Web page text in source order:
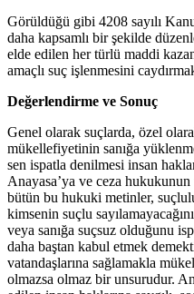
Görüldüğü gibi 4208 sayılı
daha kapsamlı bir şekilde
elde edilen her türlü maddi
amaçlı suç işlenmesini
Değerlendirme ve Sonuç
Genel olarak suçlarda, özel
mükellefiyetinin sanığa
sen ispatla denilmesi insan
Anayasa’ya ve ceza
bütün bu hukuki metinler,
kimsenin suçlu
veya sanığa suçsuz olduğunu
daha baştan kabul etmek
vatandaşlarına sağlamakla
olmazsa olmaz bir unsurudur.